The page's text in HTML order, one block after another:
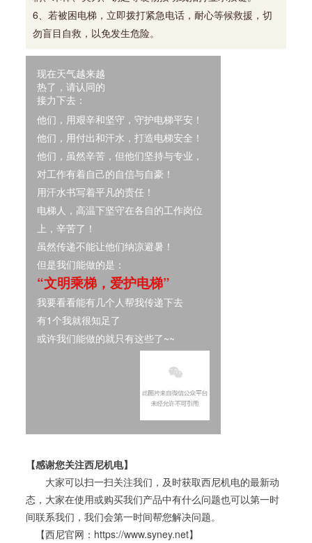
6、若被困电梯，立即拨打紧急电话，耐心等候救援，切
勿盲目自救，以免发生危险。
现在天气越来越
热了， 请认同的
接力下去：
他们，用艰辛和坚守，守护电梯平安！
他们，用付出和汗水，打造电梯安全！
他们，虽然辛苦，但他们坚持与专业，
对工作有着自己的自信与自豪！
用汗水书写着平凡的责任！
电梯人，高温下坚守在各自的工作岗位
上，辛苦了！
虽然传递不能让他们纳凉避暑！
但是我们能做的是：
“文明乘梯，爱护电梯”
我要看看能有几个人帮我传递下去
有1个我就很知足了
或许我们能做的就只有这些了~~
【感谢您关注西尼机电】
大家可以扫一扫关注我们，及时获取西尼机电的最新动
态，大家在使用或购买我们产品中有什么问题也可以第一时
间联系我们，我们会第一时间帮您解决问题。
【西尼官网：https://www.syney.net】